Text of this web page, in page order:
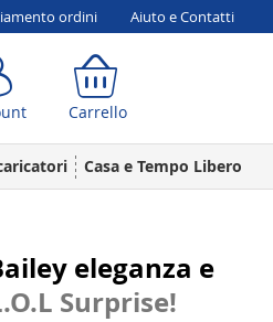
ordini Aiuto e Contatti
Carrello
Casa e Tempo Libero
eleganza e
Surprise!
Carrello